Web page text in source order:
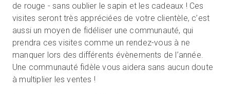
de rouge - sans oublier le sapin et les cadeaux ! Ces
visites seront très appréciées de votre clientèle, c’est
aussi un moyen de fidéliser une communauté, qui
prendra ces visites comme un rendez-vous à ne
manquer lors des différents évènements de l’année.
Une communauté fidèle vous aidera sans aucun doute
à multiplier les ventes !